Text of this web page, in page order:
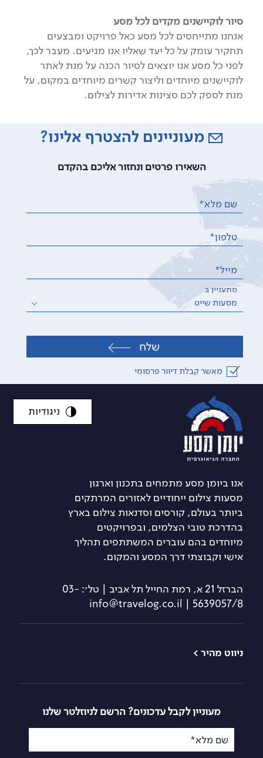
סיור לוקיישנים מקדים לכל מסע
אנחנו מתייחסים לכל מסע כאל פרויקט ומבצעים
תחקיר עומק על כל יעד שאליו אנו מגיעים. מעבר לכך,
לפני כל מסע אנו יוצאים לסיור הכנה על מנת לאתר
לוקיישנים מיוחדים וליצור קשרים מיוחדים במקום, על
מנת לספק לכם סצינות אדירות לצילום.
מעוניינים להצטרף אלינו?
השאירו פרטים ונחזור אליכם בהקדם
שם מלא*
טלפון*
מייל*
מתעניין ב
מסעות שייט
מאשר קבלת דיוור פרסומי
שלח
אנו ביומן מסע מתמחים בתכנון וארגון
מסעות צילום ייחודיים לאזורים המרתקים
ביותר בעולם, קורסים וסדנאות צילום בארץ
בהדרכת טובי הצלמים, ובפרויקטים
מיוחדים בהם עוברים המשתתפים תהליך
אישי וקבוצתי דרך המסע והמקום.
הברזל 21 א, רמת החייל תל אביב | טל׳: 03-
5639057/8 | info@travelog.co.il
ניגודיות
ניווט מהיר >
קורסי צילום
סדנאות צילום
מסעות שייט
קורס צילום
בסמארטפון
מעוניין לקבל עדכונים? הרשם לניוזלטר שלנו
שם מלא*